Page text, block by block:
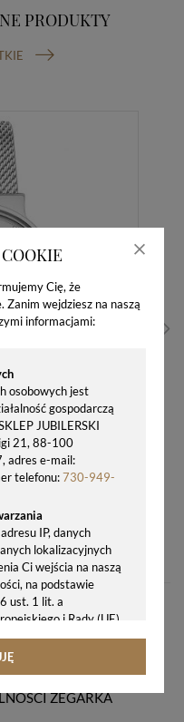
Cię, że
Zanim wejdziesz na naszą
informacjami:
osobowych jest
gospodarczą
JUBILERSKI
21, 88-100
adres e-mail:
telefonu:730-949-
IP, danych
lokalizacyjnych
Ci wejścia na naszą
na podstawie
ust. 1 lit. a
i Rady (UE)
ochrony osób
danych
tj. RODO).
PRODUKTY
ZEGARKA